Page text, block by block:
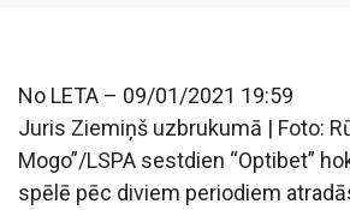
No LETA – 09/01/2021 19:59
Juris Ziemiņš uzbrukumā | Foto:
Mogo”/LSPA sestdien “Optibet”
spēlē pēc diviem periodiem